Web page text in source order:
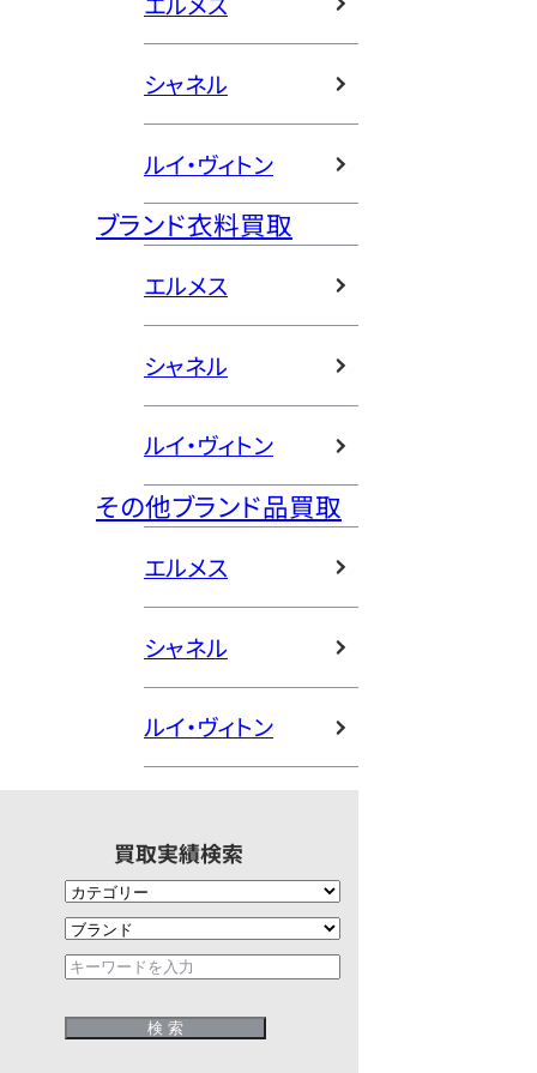
シャネル
ルイ・ヴィトン
ブランド衣料買取
エルメス
シャネル
ルイ・ヴィトン
その他ブランド品買取
エルメス
シャネル
ルイ・ヴィトン
買取実績検索